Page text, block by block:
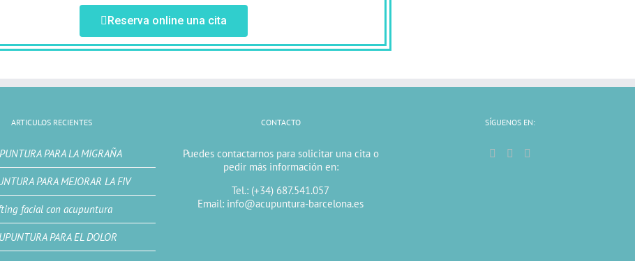
Reserva online una cita
ARTICULOS RECIENTES
PARA LA MIGRAÑA
PARA MEJORAR LA FIV
facial con acupuntura
PARA EL DOLOR
CONTACTO
Puedes contactarnos para solicitar una cita o
pedir más información en:
Tel.: (+34) 687.541.057
Email: info@acupuntura-barcelona.es
SÍGUENOS EN: